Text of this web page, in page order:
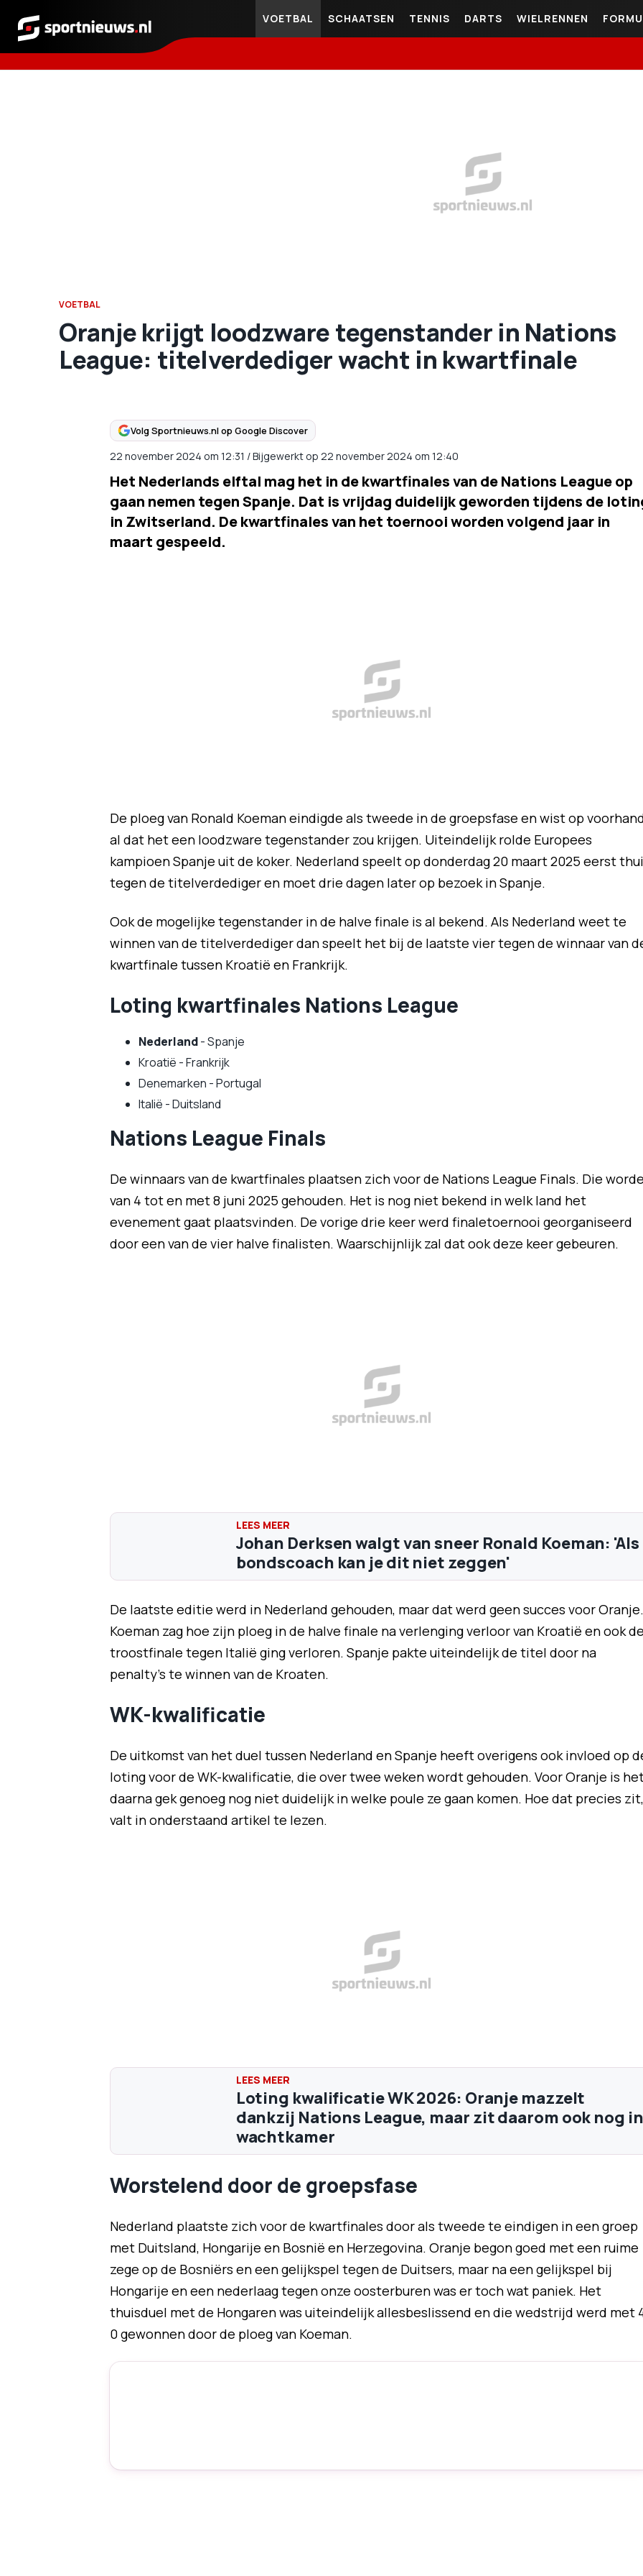
Sportnieuws.nl
VOETBAL SCHAATSEN TENNIS DARTS WIELRENNEN
VOETBAL
Oranje krijgt loodzware tegenstander in Nations
League: titelverdediger wacht in kwartfinale
Volg Sportnieuws.nl op Google Discover
22 november 2024 om 12:31 /Bijgewerkt op 22 november 2024 om 12:40
Het Nederlands elftal mag het in de kwartfinales van de Nations League op
gaan nemen tegen Spanje. Dat is vrijdag duidelijk geworden tijdens de
in Zwitserland. De kwartfinales van het toernooi worden volgend jaar in
maart gespeeld.
De ploeg van Ronald Koeman eindigde als tweede in de groepsfase en wist op
al dat het een loodzware tegenstander zou krijgen. Uiteindelijk rolde Europees
kampioen Spanje uit de koker. Nederland speelt op donderdag 20 maart 2025 eerst
tegen de titelverdediger en moet drie dagen later op bezoek in Spanje.
Ook de mogelijke tegenstander in de halve finale is al bekend. Als Nederland weet te
winnen van de titelverdediger dan speelt het bij de laatste vier tegen de winnaar van
kwartfinale tussen Kroatië en Frankrijk.
Loting kwartfinales Nations League
Nederland- Spanje
Kroatië - Frankrijk
Denemarken - Portugal
Italië - Duitsland
Nations League Finals
De winnaars van de kwartfinales plaatsen zich voor de Nations League Finals. Die
van 4 tot en met 8 juni 2025 gehouden. Het is nog niet bekend in welk land het
evenement gaat plaatsvinden. De vorige drie keer werd finaletoernooi georganiseerd
door een van de vier halve finalisten. Waarschijnlijk zal dat ook deze keer gebeuren.
Johan Derksen walgt van sneer Ronald Koeman: 'Als
bondscoach kan je dit niet zeggen'
De laatste editie werd in Nederland gehouden, maar dat werd geen succes voor Oranje.
Koeman zag hoe zijn ploeg in de halve finale na verlenging verloor van Kroatië en ook
troostfinale tegen Italië ging verloren. Spanje pakte uiteindelijk de titel door na
penalty's te winnen van de Kroaten.
WK-kwalificatie
De uitkomst van het duel tussen Nederland en Spanje heeft overigens ook invloed op
loting voor de WK-kwalificatie, die over twee weken wordt gehouden. Voor Oranje is
daarna gek genoeg nog niet duidelijk in welke poule ze gaan komen. Hoe dat precies zit,
valt in onderstaand artikel te lezen.
Loting kwalificatie WK 2026: Oranje mazzelt
dankzij Nations League, maar zit daarom ook nog in
wachtkamer
Worstelend door de groepsfase
Nederland plaatste zich voor de kwartfinales door als tweede te eindigen in een groep
met Duitsland, Hongarije en Bosnië en Herzegovina. Oranje begon goed met een ruime
zege op de Bosniërs en een gelijkspel tegen de Duitsers, maar na een gelijkspel bij
Hongarije en een nederlaag tegen onze oosterburen was er toch wat paniek. Het
thuisduel met de Hongaren was uiteindelijk allesbeslissend en die wedstrijd werd met
0 gewonnen door de ploeg van Koeman.